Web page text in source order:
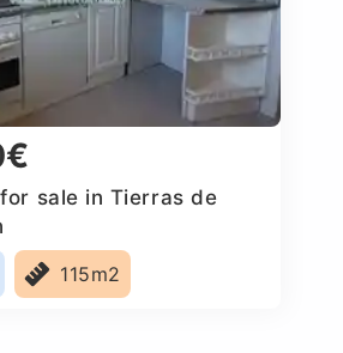
sale in Tierras de
115m2